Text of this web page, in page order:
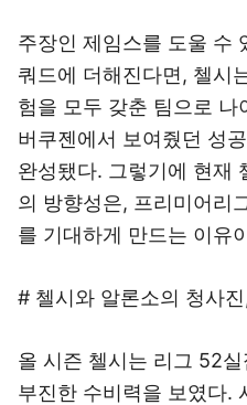
주장인 제임스를 도울 수
쿼드에 더해진다면, 첼시
험을 모두 갖춘 팀으로 나
버쿠젠에서 보여줬던 성
완성됐다. 그렇기에 현재
의 방향성은, 프리미어리
를 기대하게 만드는 이유
# 첼시와 알론소의 청사진
올 시즌 첼시는 리그 52
부진한 수비력을 보였다.